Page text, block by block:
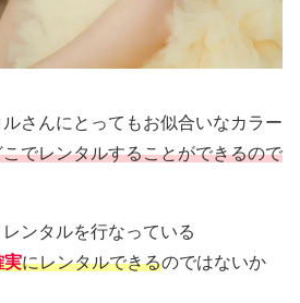
さんにとってもお似合いなカラー
こでレンタルすることができるので
ンタルを行なっている
実にレンタルできるのではないか